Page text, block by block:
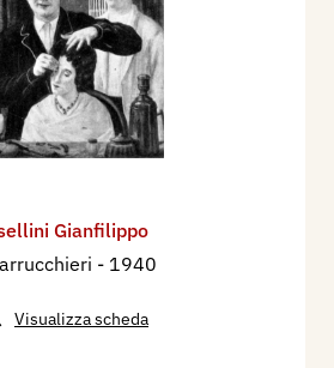
22+XXXVII tavole.
Nazionale d'Arte. Biennale di
catalogo mostra, tav.
L'Arte Sacra è in pericolo?,
di Venezia. Le Esposizioni
1895-1995, Venezia,
Gianfilippo
- 1940
Visualizza scheda